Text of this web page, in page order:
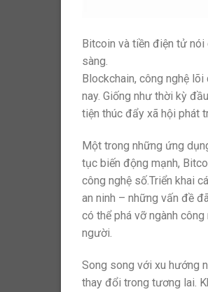
Bitcoin và tiền điện tử
sàng.
Blockchain, công nghệ
nay. Giống như thời kỳ
tiện thúc đẩy xã hội phát
Một trong những ứng
tục biến động mạnh,
công nghệ số.Triển khai
an ninh – những vấn đề
có thể phá vỡ ngành
người.
Song song với xu hướng
thay đổi trong tương lai.